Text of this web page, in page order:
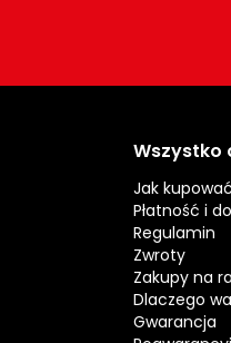
Wszystko
Jak kupować
Płatność i
Regulamin
Zwroty
Zakupy na
Dlaczego
Gwarancja